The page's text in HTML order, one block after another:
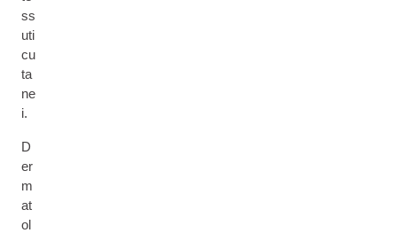
ss
uti
cu
ta
ne
i.
D
er
m
at
ol